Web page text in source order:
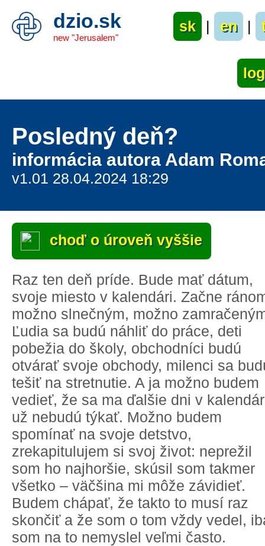
dzio.sk
new "Jerusalem"
sk | en |
Posledný deň?
informácia autora Adam
v1.01 28.04.2024 18:29
choď o úroveň vyššie
Raz ten deň príde. Bude mať dátum,
svoje miesto v kalendári. Začne
možno slnečným, možno
Ľudia sa budú náhliť do práce, deti
pobežia do školy, obchodníci budú
otvárať svoje obchody, milenci sa
tešiť na stretnutie. A ja možno budem
vedieť, že sa ma ďalšie dni v
už nebudú týkať. Možno budem
spomínať na svoje detstvo,
zrekapitulujem si svoj život: neprežil
som ho najhoršie, skúsil som takmer
všetko – väčšina mi môže závidieť.
Budem chápať, že takto to musí raz
skončiť a že som o tom vždy vedel,
som na to nemyslel veľmi často.